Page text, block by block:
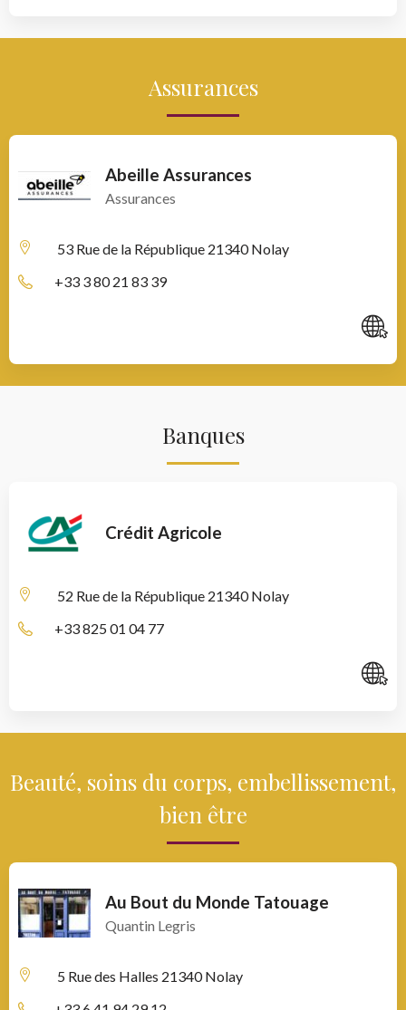
Assurances
Abeille Assurances
Assurances
53 Rue de la République 21340 Nolay
+33 3 80 21 83 39
Banques
Crédit Agricole
52 Rue de la République 21340 Nolay
+33 825 01 04 77
Beauté, soins du corps, embellissement,
bien être
Au Bout du Monde Tatouage
Quantin Legris
5 Rue des Halles 21340 Nolay